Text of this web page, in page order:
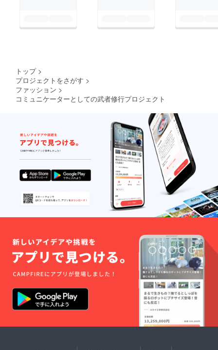
トップ >
プロジェクトをさがす >
ファッション >
コミュニケーターとしての武者修行プロジェクト